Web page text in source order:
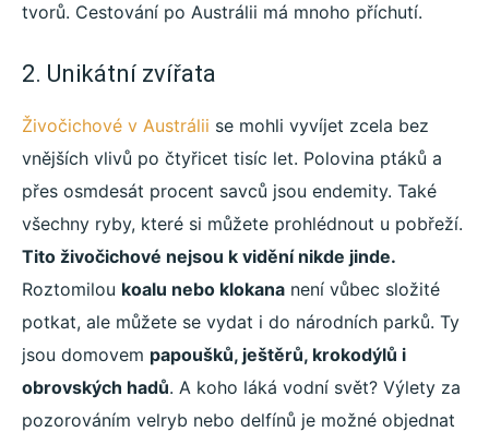
tvorů. Cestování po Austrálii má mnoho příchutí.
2. Unikátní zvířata
Živočichové v Austrálii se mohli vyvíjet zcela bez
vnějších vlivů po čtyřicet tisíc let. Polovina ptáků a
přes osmdesát procent savců jsou endemity. Také
všechny ryby, které si můžete prohlédnout u pobřeží.
Tito živočichové nejsou k vidění nikde jinde.
Roztomilou koalu nebo klokana není vůbec složité
potkat, ale můžete se vydat i do národních parků. Ty
jsou domovem papoušků, ještěrů, krokodýlů i
obrovských hadů. A koho láká vodní svět? Výlety za
pozorováním velryb nebo delfínů je možné objednat